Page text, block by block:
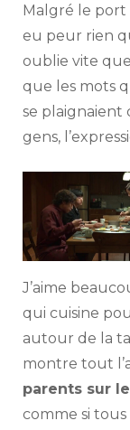
Malgré le port
eu peur rien
oublie vite
que les mots
se plaignaient
gens,
J’aime
qui cuisine
autour de la
montre tout
parents sur
comme si